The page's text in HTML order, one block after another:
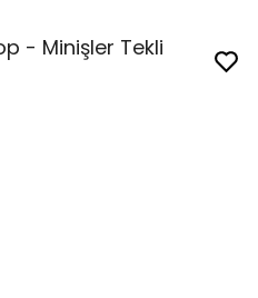
- Minişler Tekli